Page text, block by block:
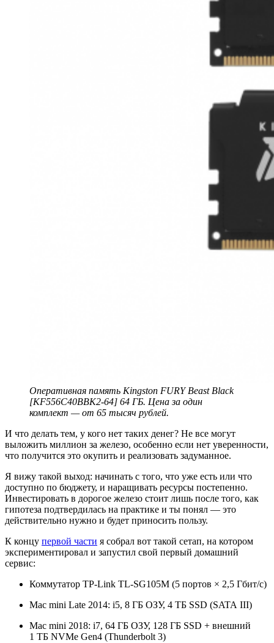
Оперативная память Kingston FURY Beast Black
[KF556C40BBK2-64] 64 ГБ. Цена за один
комплект — от 65 тысяч рублей.
И что делать тем, у кого нет таких денег? Не все могут
выложить миллион за железо, особенно если нет уверенности,
что получится это окупить и реализовать задуманное.
Я вижу такой выход: начинать с того, что уже есть или что
доступно по бюджету, и наращивать ресурсы постепенно.
Инвестировать в дорогое железо стоит лишь после того, как
гипотеза подтвердилась на практике и ты понял — это
действительно нужно и будет приносить пользу.
К концу первой части я собрал вот такой сетап, на котором
экспериментировал и запустил свой первый домашний
сервис:
Коммутатор TP-Link TL-SG105M (5 портов × 2,5 Гбит/с)
Mac mini Late 2014: i5, 8 ГБ ОЗУ, 4 ТБ SSD (SATA III)
Mac mini 2018: i7, 64 ГБ ОЗУ, 128 ГБ SSD + внешний
1 ТБ NVMe Gen4 (Thunderbolt 3)